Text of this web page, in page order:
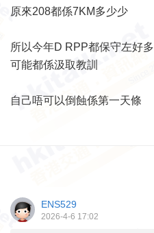
原來208都係7KM多少少
所以今年D RPP都保守左好多
可能都係汲取教訓
自己唔可以倒蝕係第一天條
ENS529
2026-4-6 17:02